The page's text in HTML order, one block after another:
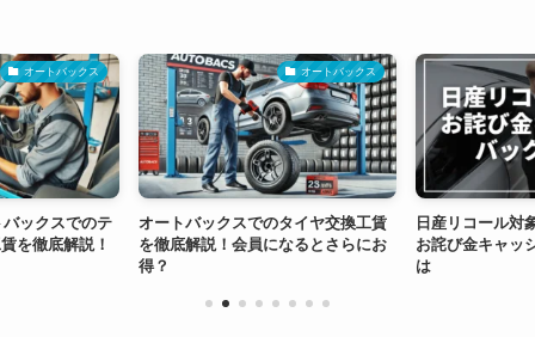
オートバックス
ックスでのテ
を徹底解説！
オートバックス
オートバックスでのタイヤ交換工賃
を徹底解説！会員になるとさらにお
得？
日産リコール対
お詫び金キャッ
は